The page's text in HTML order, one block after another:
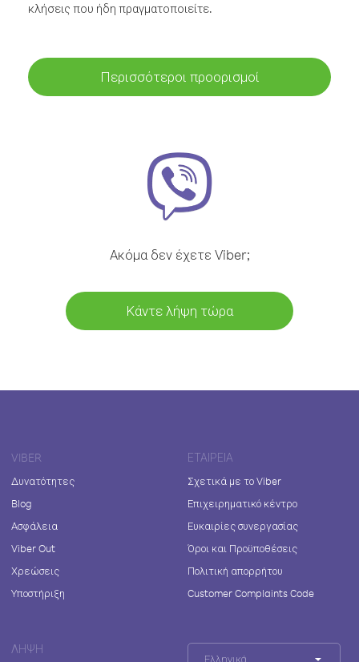
κλήσεις που ήδη πραγματοποιείτε.
Περισσότεροι προορισμοί
Ακόμα δεν έχετε Viber;
Κάντε λήψη τώρα
VIBER
Δυνατότητες
Blog
Ασφάλεια
Viber Out
Χρεώσεις
Υποστήριξη
ΕΤΑΙΡΕΊΑ
Σχετικά με το Viber
Επιχειρηματικό κέντρο
Ευκαιρίες συνεργασίας
Όροι και Προϋποθέσεις
Πολιτική απορρήτου
Customer Complaints Code
ΛΉΨΗ
Ελληνικά